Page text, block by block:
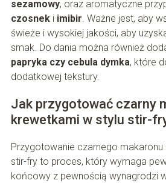
sezamowy, oraz aromatyczne
czosneki imibir. Ważne jest, aby
świeże i wysokiej jakości, aby
smak. Do dania można również
papryka czy cebula dymka, które
dodatkowej tekstury.
Jak przygotować czarny
krewetkami w stylu stir-
Przygotowanie czarnego
stir-fry to proces, który wymaga
końcowy z pewnością wynagrodzi